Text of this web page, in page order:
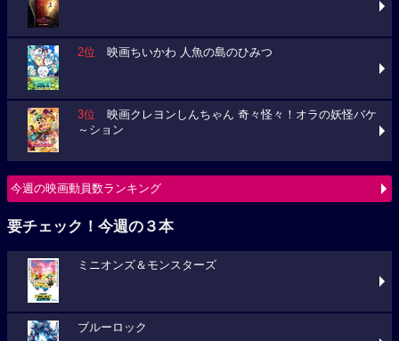
2位 映画ちいかわ 人魚の島のひみつ
3位 映画クレヨンしんちゃん 奇々怪々！オラの妖怪バケ
～ション
今週の映画動員数ランキング
要チェック！今週の３本
ミニオンズ＆モンスターズ
ブルーロック